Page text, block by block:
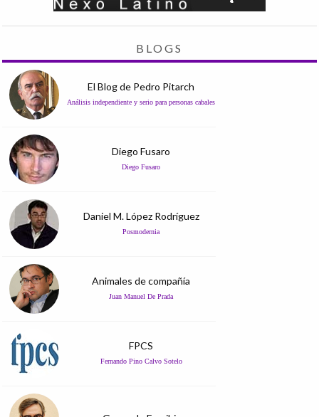
BLOGS
El Blog de Pedro Pitarch
Análisis independiente y serio para personas cabales
Diego Fusaro
Diego Fusaro
Daniel M. López Rodríguez
Posmodernia
Animales de compañía
Juan Manuel De Prada
FPCS
Fernando Pino Calvo Sotelo